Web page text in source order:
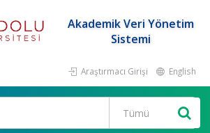
Akademik Veri Yönetim
Sistemi
Araştırmacı Girişi English